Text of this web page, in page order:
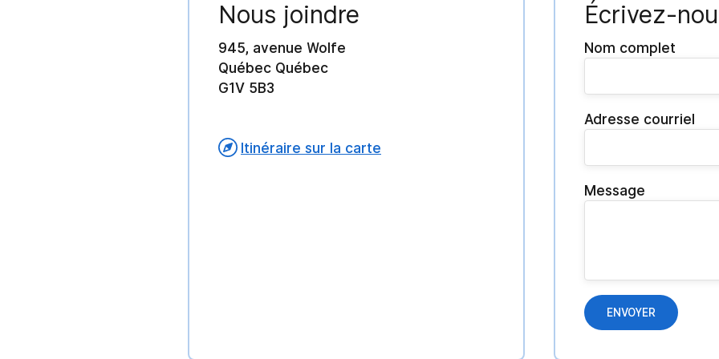
Nous joindre
945, avenue Wolfe
Québec Québec
G1V 5B3
Itinéraire sur la carte
Écrivez-
Nom complet
Adresse courriel
Message
ENVOYER